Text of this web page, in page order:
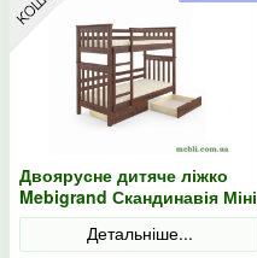
Двоярусне дитяче ліжко
Mebigrand Скандинавія Міні
Горіх лісовий 70х190 з
ящикамиДетальніше...